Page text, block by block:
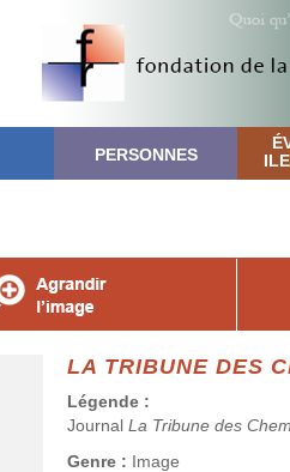
PERSONNES
LA TRIBUNE DES
Légende :
Journal La Tribune des
Genre : Image